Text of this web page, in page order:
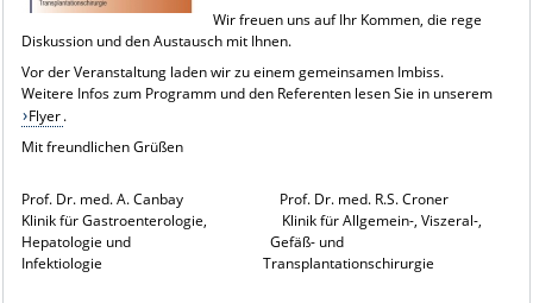
Wir freuen uns auf Ihr Kommen, die rege
Diskussion und den Austausch mit Ihnen.
Vor der Veranstaltung laden wir zu einem gemeinsamen Imbiss.
Weitere Infos zum Programm und den Referenten lesen Sie in unserem
Flyer.
Mit freundlichen Grüßen
Prof. Dr. med. A. Canbay Prof. Dr. med. R.S. Croner
Klinik für Gastroenterologie, Klinik für Allgemein-, Viszeral-,
Hepatologie und Gefäß- und
Infektiologie Transplantationschirurgie